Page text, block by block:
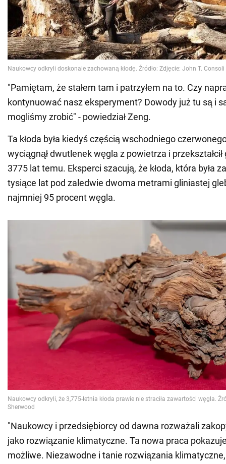
"Pamiętam, że stałem tam i patrzyłem na to. Czy
kontynuować nasz eksperyment? Dowody już tu są i
mogliśmy zrobić" - powiedział Zeng.
Ta kłoda była kiedyś częścią wschodniego
wyciągnął dwutlenek węgla z powietrza i przekształcił
3775 lat temu. Eksperci szacują, że kłoda, która była
tysiące lat pod zaledwie dwoma metrami gliniastej
najmniej 95 procent węgla.
"Naukowcy i przedsiębiorcy od dawna rozważali
jako rozwiązanie klimatyczne. Ta nowa praca
możliwe. Niezawodne i tanie rozwiązania